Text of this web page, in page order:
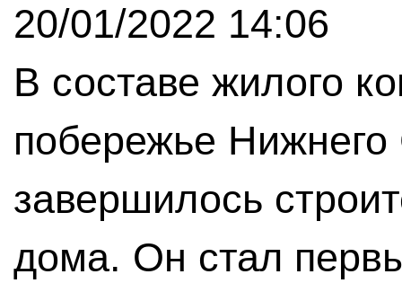
20/01/2022 14:06
В составе жилого
побережье Нижнего
завершилось
дома. Он стал